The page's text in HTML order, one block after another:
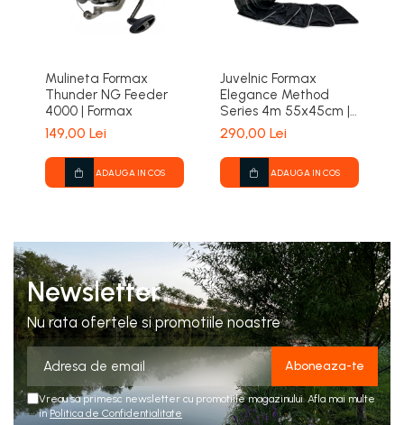
Mulineta Formax
Thunder NG Feeder
4000 | Formax
149,00 Lei
ADAUGA IN COS
Juvelnic Formax
Elegance Method
Series 4m 55x45cm |
Formax
290,00 Lei
ADAUGA IN COS
Newsletter
Nu rata ofertele si promotiile noastre
Vreau sa primesc newsletter cu promotiile magazinului. Afla mai multe
inPolitica de Confidentialitate